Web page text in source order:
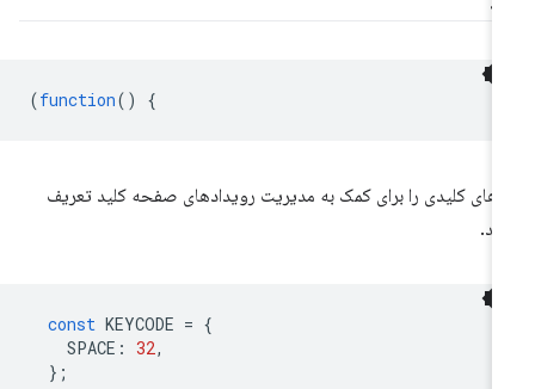
(function ()
کلیدی را برای کمک به مدیریت رویدادهای صفحه کلید تعریف
const KEYCODE
SPACE: